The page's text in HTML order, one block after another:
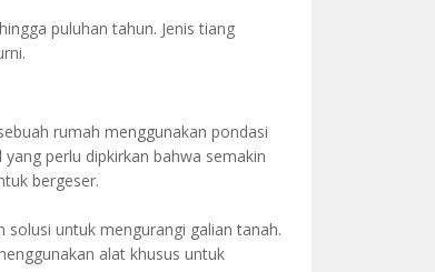
puluhan tahun. Jenis tiang
rumah menggunakan pondasi
perlu dipkirkan bahwa semakin
bergeser.
solusi untuk mengurangi galian tanah.
alat khusus untuk